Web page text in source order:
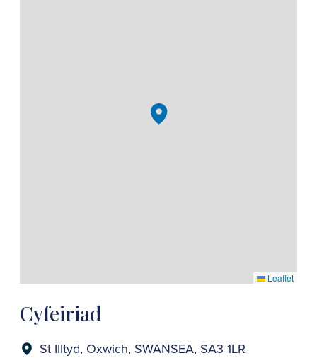
Cyfeiriad
St Illtyd, Oxwich, SWANSEA, SA3 1LR
Leaflet